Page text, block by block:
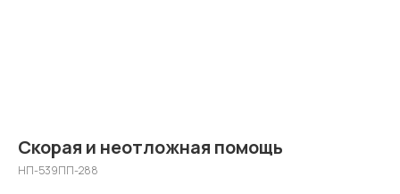
Скорая и неотложная помощь
НП-539ПП-288